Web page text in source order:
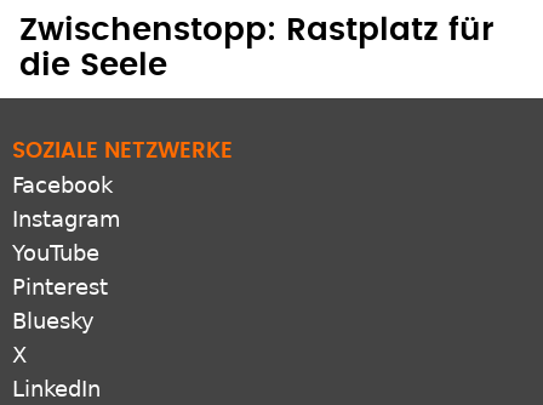
FEST DER AUTOBAHNKIRCHEN
Zwischenstopp: Rastplatz für
SOZIALE NETZWERKE
Facebook
Instagram
YouTube
Pinterest
Bluesky
X